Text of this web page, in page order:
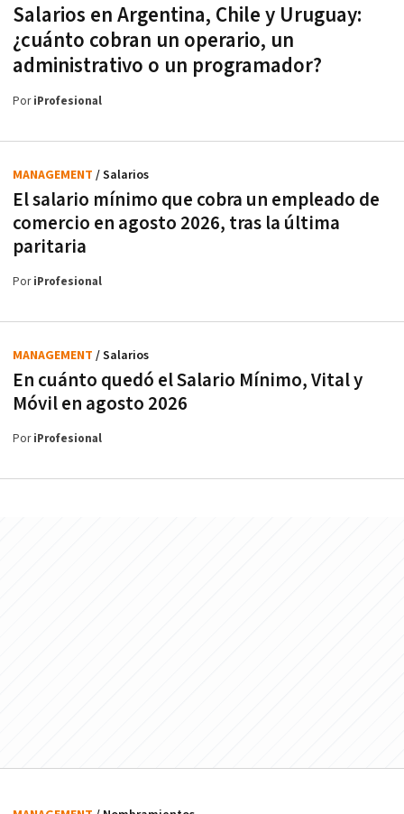
Salarios en Argentina, Chile y Uruguay:
¿cuánto cobran un operario, un
administrativo o un programador?
PoriProfesional
El salario mínimo que cobra un empleado de
comercio en agosto 2026, tras la última
paritaria
MANAGEMENT / Salarios
PoriProfesional
En cuánto quedó el Salario Mínimo, Vital y
Móvil en agosto 2026
MANAGEMENT / Salarios
PoriProfesional